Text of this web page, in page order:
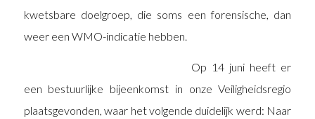
kwetsbare doelgroep, die soms een forensische, dan
weer een WMO-indicatie hebben.
Op 14 juni heeft er
een bestuurlijke bijeenkomst in onze Veiligheidsregio
plaatsgevonden, waar het volgende duidelijk werd: Naar